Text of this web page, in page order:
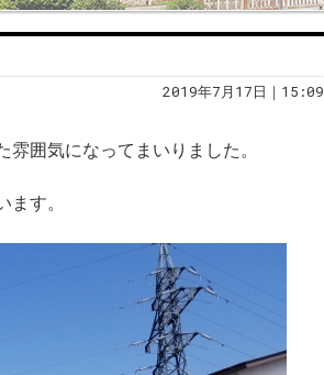
2019年7月17日｜15:09
囲気になってまいりました。
す。